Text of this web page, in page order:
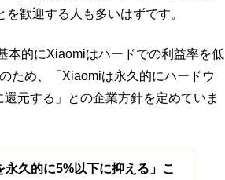
歓迎する人も多いはずです。
本的にXiaomiはハードでの利益率を低
ため、「Xiaomiは永久的にハードウ
元する」との企業方針を定めていま
久的に5%以下に抑える」こ